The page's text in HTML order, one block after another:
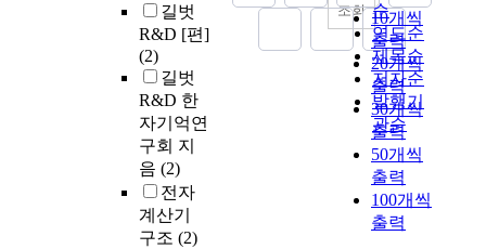
길벗
R&D [편]
(2)
길벗
R&D 한
자기억연
구회 지
음 (2)
전자
계산기
구조 (2)
순
연도순
제목순
저자순
발행기
관순
10개씩
출력
20개씩
출력
30개씩
출력
50개씩
출력
100개씩
출력
조회